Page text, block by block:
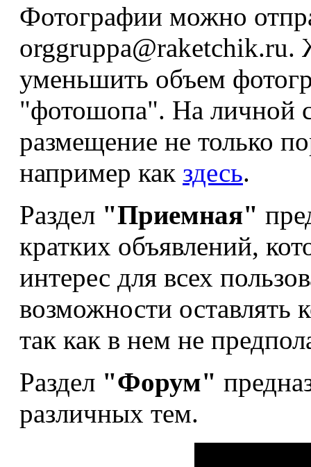
Фотографии можно
orggruppa@raketchik.ru.
уменьшить объем
"фотошопа". На личной
размещение не только
например как здесь.
Раздел "Приемная"
кратких объявлений,
интерес для всех
возможности оставлять
так как в нем не
Раздел "Форум"
различных тем.